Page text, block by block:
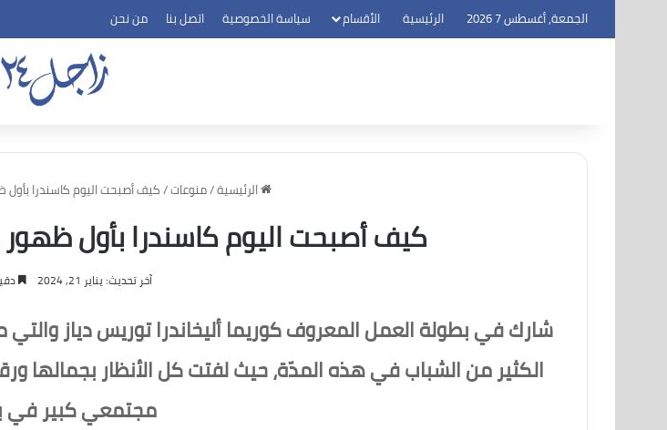
الجمعة, أغسطس 7 2026 الرئيسية الأقسام سياسة الخصوصية اتصل بنا من نحن
الرئيسية/منوعات/كيف أصبحت اليوم كاسندرا بأول ظهور بعد
كيف أصبحت اليوم كاسندرا بأول ظهور بعد مرور
آخر تحديث: يناير 21, 2024
شارك في بطولة العمل المعروف كوريما أليخاندرا توريس دياز والتي
مجتمعي كبير في